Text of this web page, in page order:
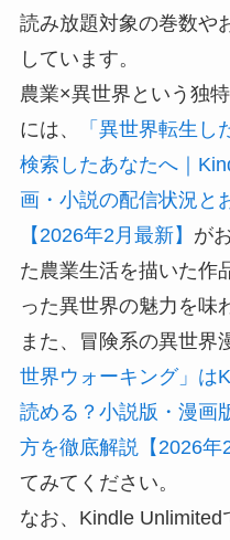
読み放題対象の巻数や
しています。
農業×異世界という独
には、
「異世界転生
検索したあなたへ｜
画・小説の配信状況と
【2026年2月最新】 が
た農業生活を描いた作
った異世界の魅力を味
また、冒険系の異世界
世界ウォーキング」は
読める？小説版・漫画
方を徹底解説【2026年
てみてください。
なお、Kindle